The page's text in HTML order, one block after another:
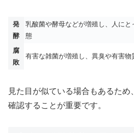
発
酵
乳酸菌や酵母などが増殖し、人に
態
腐
敗
有害な雑菌が増殖し、異臭や有害物
見た目が似ている場合もあるため
確認することが重要です。